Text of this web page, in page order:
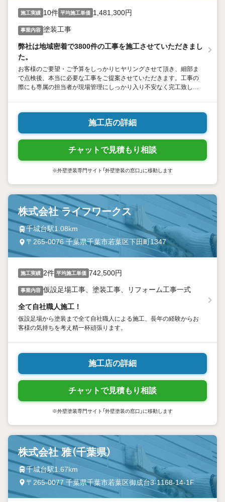
施工実績 10件 平均施工単価 1,481,300円
事業内容 塗装工事
弊社は地域密着で3800件の工事を施工させていただきまし
た。
お客様のご要望・ご予算をしっかりヒヤリングさせて頂き、細部ま
で点検後、本当に必要な工事をご提案させていただきます。工事の
際にも専属の担当者が現場管理にしっかり入り不安なく完工致しま
ームローンのお取り扱いもしていますのでお気軽にご相談くださ
い。最後まで読んでいただきありがとうございました。
施工店の詳細
チャットで見積もり相談
※外壁塗装専門サイト「外壁塗装の窓口」に移動します
株式会社 ライフワークス
千城台駅1.08km
〒265-0076 千葉県千葉市若葉区下田町1347
施工実績 2件 平均施工単価 742,500円
事業内容 仮設足場工事、塗装工事、リフォーム工事一式
全て自社職人施工！
仮設足場から塗装まで全て自社職人による施工、長年の経験からお
客様の気持ちを考え精一杯頑張ります。
施工店の詳細
チャットで見積もり相談
※外壁塗装専門サイト「外壁塗装の窓口」に移動します
株式会社 雅（千葉県）
千城台駅1.67km
〒265-0077 千葉県千葉市若葉区御成台3-1168-14-1F